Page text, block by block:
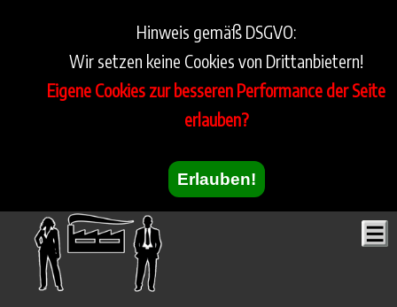
Hinweis gemäß DSGVO:
Wir setzen keine Cookies von Drittanbietern!
Eigene Cookies zur besseren Performance der Seite
erlauben?
Erlauben!